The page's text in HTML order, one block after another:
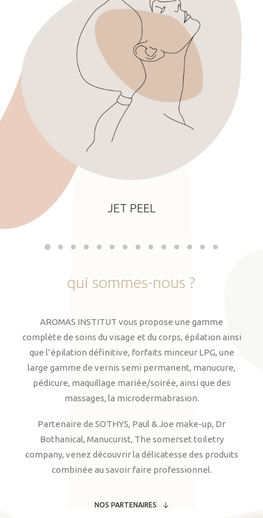
JET PEEL
qui sommes-nous ?
AROMAS INSTITUT vous propose une gamme
complète de soins du visage et du corps, épilation ainsi
que l’épilation définitive, forfaits minceur LPG, une
large gamme de vernis semi permanent, manucure,
pédicure, maquillage mariée/soirée, ainsi que des
massages, la microdermabrasion.
Partenaire de SOTHYS, Paul & Joe make-up, Dr
Bothanical, Manucurist, The somerset toiletry
company, venez découvrir la délicatesse des produits
combinée au savoir faire professionnel.
NOS PARTENAIRES